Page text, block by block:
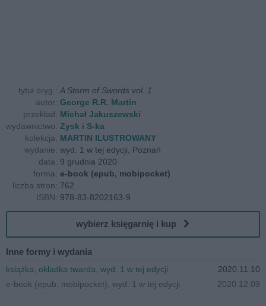
tytuł oryg.: A Storm of Swords vol. 1
autor: George R.R. Martin
przekład: Michał Jakuszewski
wydawnictwo: Zysk i S-ka
kolekcja: MARTIN ILUSTROWANY
wydanie: wyd. 1 w tej edycji, Poznań
data: 9 grudnia 2020
forma: e-book (epub, mobipocket)
liczba stron: 762
ISBN: 978-83-8202163-9
wybierz księgarnię i kup
Inne formy i wydania
książka, okładka twarda, wyd. 1 w tej edycji
2020.11.10
e-book (epub, mobipocket), wyd. 1 w tej edycji
2020.12.09